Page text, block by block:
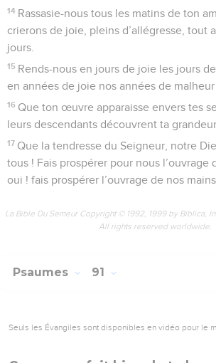
Quel est l’homme qui vivra sans voir le
arracher sa vie au séjour des morts ? Pause
50 Seigneur, où donc sont restés tes
dans ta fidélité, tu avais promises par un
51 Pense, Seigneur, à la honte de tes
ces nombreux peuples dont je suis chargé.
52 Pense, Eternel, aux outrages de tes
qu’ils déversent sur les pas de l’homme
53 Béni soit l’Eternel Dieu pour l’éternité !
La Bible Du Semeur Copyright © 1992, 1999 by Biblica,
All rights reserved worldwide.
Psaumes 90
Seuls les Évangiles sont disponibles en vidéo pour le